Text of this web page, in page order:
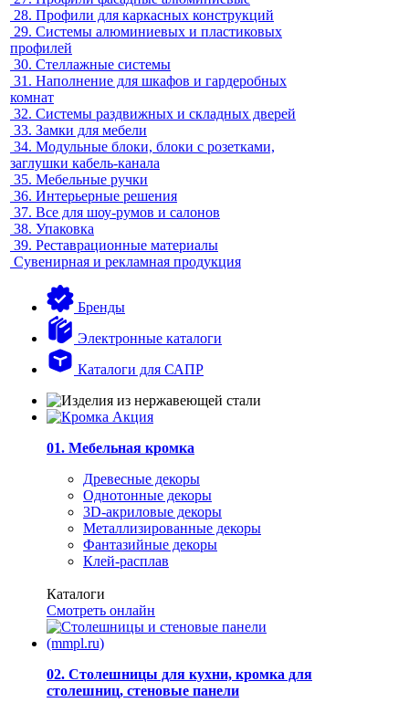
28. Профили для каркасных конструкций
29. Системы алюминиевых и пластиковых
профилей
30. Стеллажные системы
31. Наполнение для шкафов и гардеробных
комнат
32. Системы раздвижных и складных дверей
33. Замки для мебели
34. Модульные блоки, блоки с розетками,
заглушки кабель-канала
35. Мебельные ручки
36. Интерьерные решения
37. Все для шоу-румов и салонов
38. Упаковка
39. Реставрационные материалы
Сувенирная и рекламная продукция
Бренды
Электронные каталоги
Каталоги для САПР
01. Мебельная кромка
Древесные декоры
Однотонные декоры
3D-акриловые декоры
Металлизированные декоры
Фантазийные декоры
Клей-расплав
Каталоги
Смотреть онлайн
02. Столешницы для кухни, кромка для
столешниц, стеновые панели